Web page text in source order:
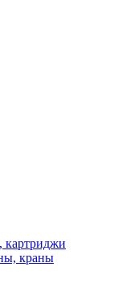
картриджи
краны